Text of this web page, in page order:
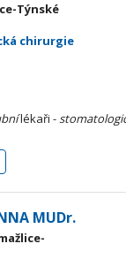
Týnské
chirurgie
lékaři -
MUDr.